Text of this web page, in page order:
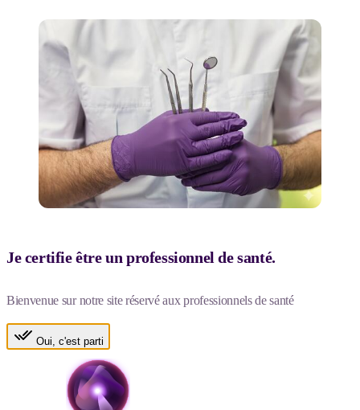
Je certifie être un professionnel de santé.
Bienvenue sur notre site réservé aux professionnels de santé
Oui, c'est parti